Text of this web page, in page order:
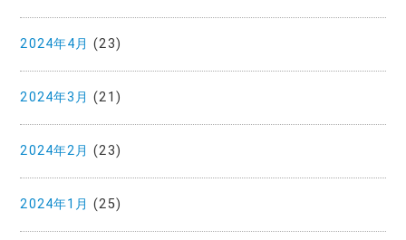
2024年4月 (23)
2024年3月 (21)
2024年2月 (23)
2024年1月 (25)